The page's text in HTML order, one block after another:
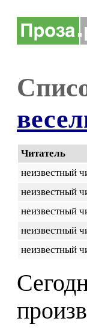
Читатель
неизвестный
неизвестный
неизвестный
неизвестный
неизвестный